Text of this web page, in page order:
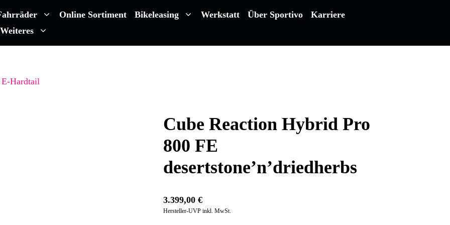
Online Sortiment Bikeleasing Werkstatt Über Sportivo
Karriere
Weiteres
E-Hardtail
Cube Reaction Hybrid Pro
800 FE
desertstone’n’driedherbs
3.399,00 €
Hersteller-UVP inkl. MwSt.